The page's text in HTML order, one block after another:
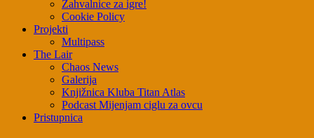
Zahvalnice za igre!
Cookie Policy
Projekti
Multipass
The Lair
Chaos News
Galerija
Knjižnica Kluba Titan Atlas
Podcast Mijenjam ciglu za ovcu
Pristupnica